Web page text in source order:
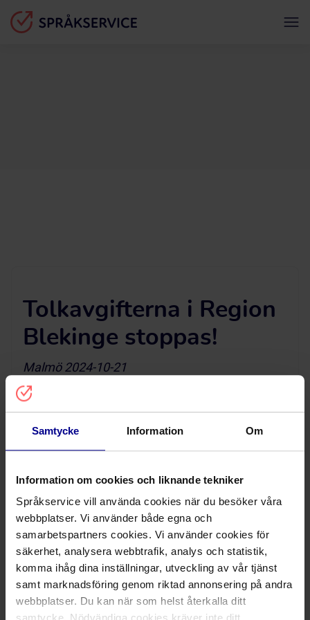
Samtycke Information Om
Information om cookies och liknande tekniker
Språkservice vill använda cookies när du besöker våra
webbplatser. Vi använder både egna och
samarbetspartners cookies. Vi använder cookies för
säkerhet, analysera webbtrafik, analys och statistik,
komma ihåg dina inställningar, utveckling av vår tjänst
samt marknadsföring genom riktad annonsering på andra
webbplatser. Du kan när som helst återkalla ditt
Tolkavgifterna i Region
Blekinge stoppas!
Malmö 2024-10-21
Förvaltningsrätten har beslutat att stoppa
tolkavgifterna vid läkarbesök i Region Blekinge.
Detta är ett viktigt steg mot att säkerställa att
alla patienter, oavsett språk, får tillgång till vård
Vi står bakom en inkluderande och rättvis vård
för alla, där både patienter och vårdpersonal får
Genom att fokusera på att förbättra
språkundervisningen och inkluderingen i vården,
istället för att införa avgifter, skapar vi ett mer